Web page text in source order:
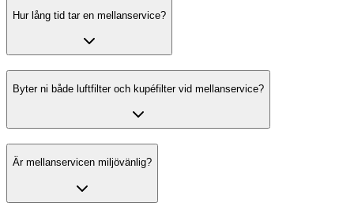
Hur lång tid tar en mellanservice?
Byter ni både luftfilter och kupéfilter vid mellanservice?
Är mellanservicen miljövänlig?